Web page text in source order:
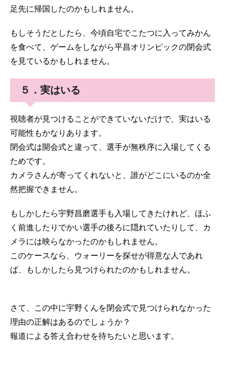
足先に帰国したのかもしれません。
もしそうだとしたら、今頃自宅でこたつに入ってみかん
を食べて、ゲームをしながら平昌オリンピックの閉会式
を見ているかもしれません。
５．実はいる
視聴者が見つけることができていないだけで、実はいる
可能性もかなりあります。
閉会式は開会式と違って、選手が無秩序に入場してくる
ためです。
カメラさんが寄ってくれないと、誰がどこにいるのか全
然把握できません。
もしかしたら宇野昌磨選手も入場してきたけれど、ほふ
く前進したりでかい選手の後ろに隠れていたりして、カ
メラには映らなかったのかもしれません。
このケースなら、ウォーリーを探せが得意な人であれ
ば、もしかしたら見つけられたのかもしれません。
さて、この中に宇野くんを閉会式で見つけられなかった
理由の正解はあるのでしょうか？
報道による答え合わせを待ちたいと思います。